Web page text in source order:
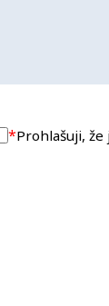
*Prohlašuji,